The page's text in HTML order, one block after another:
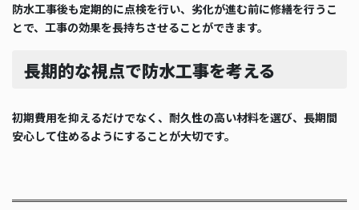
防水工事後も定期的に点検を行い、劣化が進む前に修繕を行うこ
とで、工事の効果を長持ちさせることができます。
長期的な視点で防水工事を考える
初期費用を抑えるだけでなく、耐久性の高い材料を選び、長期間
安心して住めるようにすることが大切です。